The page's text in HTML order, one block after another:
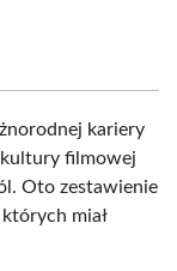
kariery
kultury filmowej
Oto zestawienie
miał